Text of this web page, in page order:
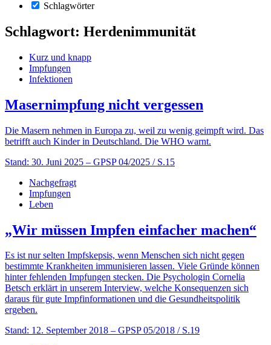
Schlagwörter
Schlagwort: Herdenimmunität
Kurz und knapp
Impfungen
Infektionen
Masernimpfung nicht vergessen
Die Masern nehmen in Europa zu, weil zu wenig geimpft wird. Das
betrifft auch Kinder in Deutschland. Die WHO warnt.
Stand: 30. Juni 2025 – GPSP 04/2025 / S.15
Nachgefragt
Impfungen
Leben
„Wir müssen Impfen einfacher machen“
Es ist nur selten Impfskepsis, wenn Menschen sich nicht gegen
bestimmte Krankheiten immunisieren lassen. Viele Gründe können
hinter fehlenden Impfungen stecken. Die Psychologin Cornelia
Betsch erklärt in unserem Interview, welche Konsequenzen sich
daraus für gute Impfinformationen und die Gesundheitspolitik
ergeben.
Stand: 12. September 2018 – GPSP 05/2018 / S.19